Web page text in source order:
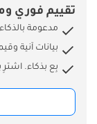
المزدوج مع نوابض
لولبية وممتص
صدمات غازي، قضيب
تثبيت خلفي: نوابض
أوراق سبيكة شبه
بيضاوية مع ممتصات
صدمات غازية
تقييم فوري
مدعومة
بيانات آنية
بِع بذكاء. اشترِ